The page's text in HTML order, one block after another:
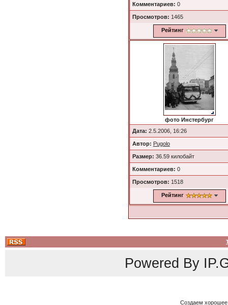
Комментариев: 0
Просмотров: 1465
Рейтинг
фото Инстербург
Дата: 2.5.2006, 16:26
Автор: Pugolo
Размер: 36.59 килобайт
Комментариев: 0
Просмотров: 1518
Рейтинг
Powered By
Создаем